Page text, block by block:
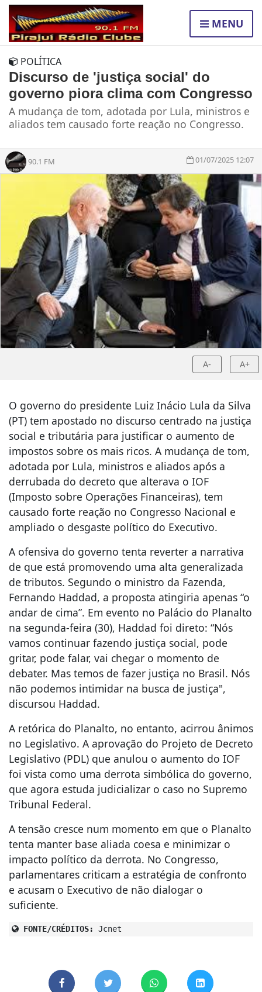
MENU
POLÍTICA
Discurso de 'justiça social' do
governo piora clima com Congresso
A mudança de tom, adotada por Lula, ministros e
aliados tem causado forte reação no Congresso.
90.1 FM 01/07/2025 12:07
A- A+
O governo do presidente Luiz Inácio Lula da Silva
(PT) tem apostado no discurso centrado na justiça
social e tributária para justificar o aumento de
impostos sobre os mais ricos. A mudança de tom,
adotada por Lula, ministros e aliados após a
derrubada do decreto que alterava o IOF
(Imposto sobre Operações Financeiras), tem
causado forte reação no Congresso Nacional e
ampliado o desgaste político do Executivo.
A ofensiva do governo tenta reverter a narrativa
de que está promovendo uma alta generalizada
de tributos. Segundo o ministro da Fazenda,
Fernando Haddad, a proposta atingiria apenas “o
andar de cima”. Em evento no Palácio do Planalto
na segunda-feira (30), Haddad foi direto: “Nós
vamos continuar fazendo justiça social, pode
gritar, pode falar, vai chegar o momento de
debater. Mas temos de fazer justiça no Brasil. Nós
não podemos intimidar na busca de justiça",
discursou Haddad.
A retórica do Planalto, no entanto, acirrou ânimos
no Legislativo. A aprovação do Projeto de Decreto
Legislativo (PDL) que anulou o aumento do IOF
foi vista como uma derrota simbólica do governo,
que agora estuda judicializar o caso no Supremo
Tribunal Federal.
A tensão cresce num momento em que o Planalto
tenta manter base aliada coesa e minimizar o
impacto político da derrota. No Congresso,
parlamentares criticam a estratégia de confronto
e acusam o Executivo de não dialogar o
suficiente.
FONTE/CRÉDITOS: Jcnet